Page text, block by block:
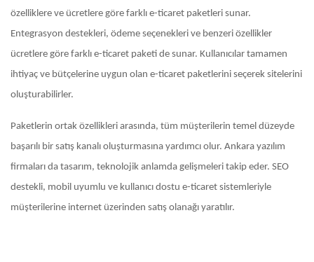
özelliklere ve ücretlere göre farklı e-ticaret paketleri sunar.
Entegrasyon destekleri, ödeme seçenekleri ve benzeri özellikler
ücretlere göre farklı e-ticaret paketi de sunar. Kullanıcılar tamamen
ihtiyaç ve bütçelerine uygun olan e-ticaret paketlerini seçerek sitelerini
oluşturabilirler.
Paketlerin ortak özellikleri arasında, tüm müşterilerin temel düzeyde
başarılı bir satış kanalı oluşturmasına yardımcı olur. Ankara yazılım
firmaları da tasarım, teknolojik anlamda gelişmeleri takip eder. SEO
destekli, mobil uyumlu ve kullanıcı dostu e-ticaret sistemleriyle
müşterilerine internet üzerinden satış olanağı yaratılır.